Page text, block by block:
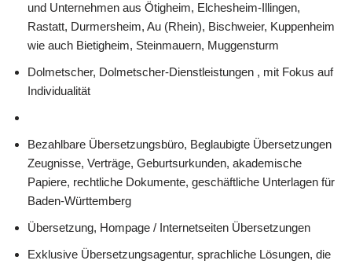
und Unternehmen aus Ötigheim, Elchesheim-Illingen,
Rastatt, Durmersheim, Au (Rhein), Bischweier, Kuppenheim
wie auch Bietigheim, Steinmauern, Muggensturm
Dolmetscher, Dolmetscher-Dienstleistungen , mit Fokus auf
Individualität
Bezahlbare Übersetzungsbüro, Beglaubigte Übersetzungen
Zeugnisse, Verträge, Geburtsurkunden, akademische
Papiere, rechtliche Dokumente, geschäftliche Unterlagen für
Baden-Württemberg
Übersetzung, Hompage / Internetseiten Übersetzungen
Exklusive Übersetzungsagentur, sprachliche Lösungen, die